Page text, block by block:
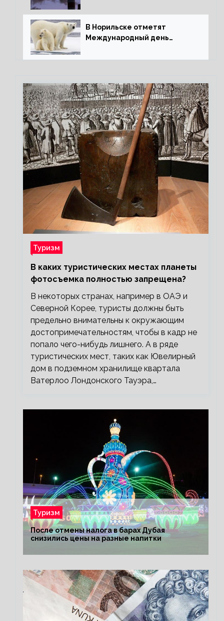
В Норильске отметят
Международный день
Туризм
В каких туристических местах планеты
фотосъемка полностью запрещена?
В некоторых странах, например в ОАЭ и
Северной Корее, туристы должны быть
предельно внимательны к окружающим
достопримечательностям, чтобы в кадр не
попало чего-нибудь лишнего. А в ряде
туристических мест, таких как Ювелирный
дом в подземном хранилище квартала
Ватерлоо Лондонского Тауэра,…
Туризм
После отмены налога в барах Дубая
снизились цены на разные напитки